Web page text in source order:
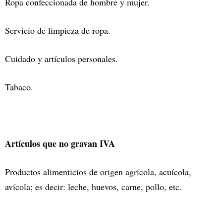
Servicio de limpieza de ropa.
Cuidado y artículos personales.
Tabaco.
Artículos que no gravan IVA
Productos alimenticios de origen agrícola, acuícola,
avícola; es decir: leche, huevos, carne, pollo, etc.